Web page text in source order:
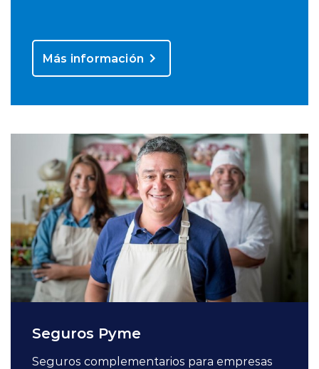
Más información
Seguros Pyme
Seguros complementarios para empresas